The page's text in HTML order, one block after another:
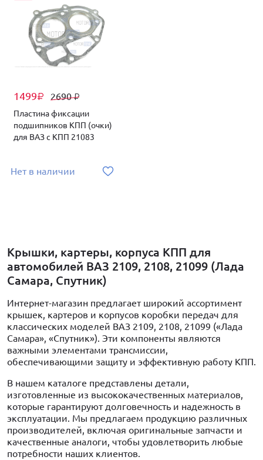
1499₽ 2690₽
Пластина фиксации
подшипников КПП (очки)
для ВАЗ с КПП 21083
Нет в наличии
Крышки, картеры, корпуса КПП для
автомобилей ВАЗ 2109, 2108, 21099 (Лада
Самара, Спутник)
Интернет-магазин предлагает широкий ассортимент
крышек, картеров и корпусов коробки передач для
классических моделей ВАЗ 2109, 2108, 21099 («Лада
Самара», «Спутник»). Эти компоненты являются
важными элементами трансмиссии,
обеспечивающими защиту и эффективную работу КПП.
В нашем каталоге представлены детали,
изготовленные из высококачественных материалов,
которые гарантируют долговечность и надежность в
эксплуатации. Мы предлагаем продукцию различных
производителей, включая оригинальные запчасти и
качественные аналоги, чтобы удовлетворить любые
потребности наших клиентов.